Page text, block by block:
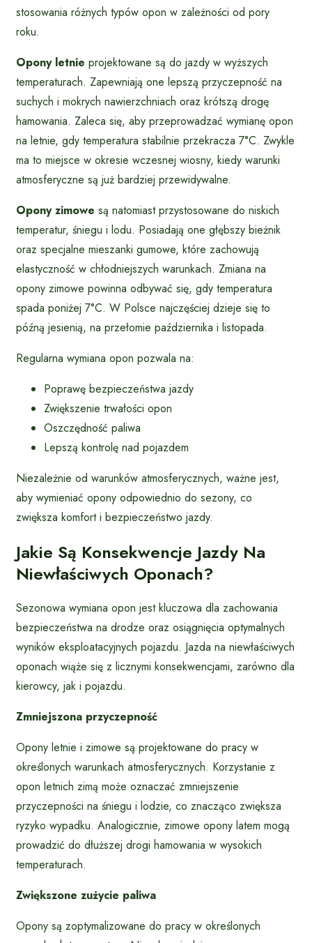
stosowania różnych typów opon w zależności od pory
roku.
Opony letnie projektowane są do jazdy w wyższych
temperaturach. Zapewniają one lepszą przyczepność na
suchych i mokrych nawierzchniach oraz krótszą drogę
hamowania. Zaleca się, aby przeprowadzać wymianę opon
na letnie, gdy temperatura stabilnie przekracza 7°C. Zwykle
ma to miejsce w okresie wczesnej wiosny, kiedy warunki
atmosferyczne są już bardziej przewidywalne.
Opony zimowe są natomiast przystosowane do niskich
temperatur, śniegu i lodu. Posiadają one głębszy bieżnik
oraz specjalne mieszanki gumowe, które zachowują
elastyczność w chłodniejszych warunkach. Zmiana na
opony zimowe powinna odbywać się, gdy temperatura
spada poniżej 7°C. W Polsce najczęściej dzieje się to
późną jesienią, na przełomie października i listopada.
Regularna wymiana opon pozwala na:
Poprawę bezpieczeństwa jazdy
Zwiększenie trwałości opon
Oszczędność paliwa
Lepszą kontrolę nad pojazdem
Niezależnie od warunków atmosferycznych, ważne jest,
aby wymieniać opony odpowiednio do sezony, co
zwiększa komfort i bezpieczeństwo jazdy.
Jakie Są Konsekwencje Jazdy Na
Niewłaściwych Oponach?
Sezonowa wymiana opon jest kluczowa dla zachowania
bezpieczeństwa na drodze oraz osiągnięcia optymalnych
wyników eksploatacyjnych pojazdu. Jazda na niewłaściwych
oponach wiąże się z licznymi konsekwencjami, zarówno dla
kierowcy, jak i pojazdu.
Zmniejszona przyczepność
Opony letnie i zimowe są projektowane do pracy w
określonych warunkach atmosferycznych. Korzystanie z
opon letnich zimą może oznaczać zmniejszenie
przyczepności na śniegu i lodzie, co znacząco zwiększa
ryzyko wypadku. Analogicznie, zimowe opony latem mogą
prowadzić do dłuższej drogi hamowania w wysokich
temperaturach.
Zwiększone zużycie paliwa
Opony są zoptymalizowane do pracy w określonych